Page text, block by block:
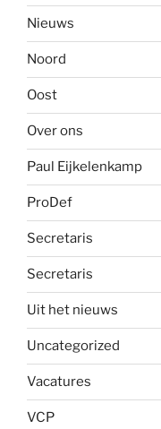
Nieuws
Noord
Oost
Over ons
Paul Eijkelenkamp
ProDef
Secretaris
Secretaris
Uit het nieuws
Uncategorized
Vacatures
VCP